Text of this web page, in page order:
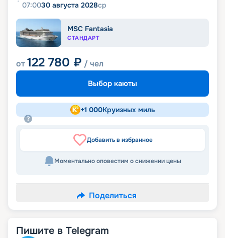
07:0030 августа 2028ср
MSC Fantasia
СТАНДАРТ
от122 780 ₽ / чел
Выбор каюты
+1 000Круизных миль
Добавить в избранное
Моментально оповестим о снижении цены
Поделиться
Пишите в Telegram